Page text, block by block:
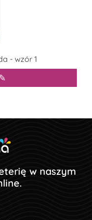
- wzór 1
w naszym